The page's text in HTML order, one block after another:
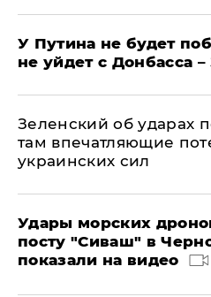
У Путина не будет
не уйдет с Донбасса
Зеленский об ударах
там впечатляющие
украинских сил
Удары морских
посту "Сиваш" в
показали на видео